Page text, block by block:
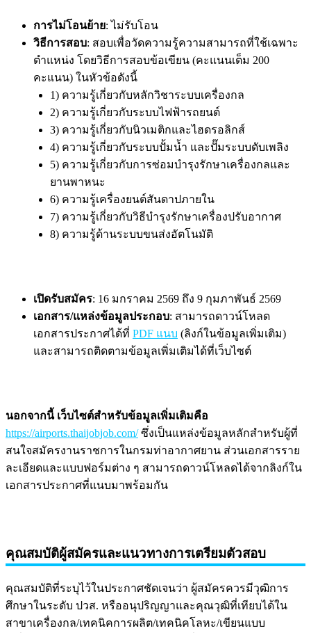
การไม่โอนย้าย: ไม่รับโอน
วิธีการสอบ: สอบเพื่อวัดความรู้ความสามารถที่ใช้เฉพาะ
ตำแหน่ง โดยวิธีการสอบข้อเขียน (คะแนนเต็ม 200
คะแนน) ในหัวข้อดังนี้
1) ความรู้เกี่ยวกับหลักวิชาระบบเครื่องกล
2) ความรู้เกี่ยวกับระบบไฟฟ้ารถยนต์
3) ความรู้เกี่ยวกับนิวเมติกและไฮดรอลิกส์
4) ความรู้เกี่ยวกับระบบปั้มน้ำ และปั๊มระบบดับเพลิง
5) ความรู้เกี่ยวกับการซ่อมบำรุงรักษาเครื่องกลและ
ยานพาหนะ
6) ความรู้เครื่องยนต์สันดาปภายใน
7) ความรู้เกี่ยวกับวิธีบำรุงรักษาเครื่องปรับอากาศ
8) ความรู้ด้านระบบขนส่งอัตโนมัติ
เปิดรับสมัคร: 16 มกราคม 2569 ถึง 9 กุมภาพันธ์ 2569
เอกสาร/แหล่งข้อมูลประกอบ: สามารถดาวน์โหลด
เอกสารประกาศได้ที่ PDF แนบ (ลิงก์ในข้อมูลเพิ่มเติม)
และสามารถติดตามข้อมูลเพิ่มเติมได้ที่เว็บไซต์
นอกจากนี้ เว็บไซต์สำหรับข้อมูลเพิ่มเติมคือ
https://airports.thaijobjob.com/ซึ่งเป็นแหล่งข้อมูลหลักสำหรับผู้ที่
สนใจสมัครงานราชการในกรมท่าอากาศยาน ส่วนเอกสารราย
ละเอียดและแบบฟอร์มต่าง ๆ สามารถดาวน์โหลดได้จากลิงก์ใน
เอกสารประกาศที่แนบมาพร้อมกัน
คุณสมบัติผู้สมัครและแนวทางการเตรียมตัวสอบ
คุณสมบัติที่ระบุไว้ในประกาศชัดเจนว่า ผู้สมัครควรมีวุฒิการ
ศึกษาในระดับ ปวส. หรืออนุปริญญาและคุณวุฒิที่เทียบได้ใน
สาขาเครื่องกล/เทคนิคการผลิต/เทคนิคโลหะ/เขียนแบบ